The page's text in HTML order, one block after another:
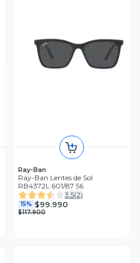
Ray-Ban
Ray-Ban Lentes de Sol
RB4372L 601/87 56
3.5(2)
15% $99.990
$117.900